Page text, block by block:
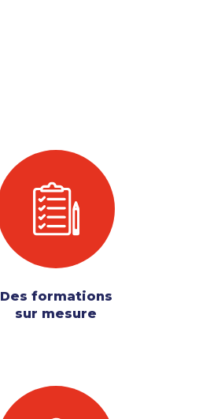
Des formations
sur mesure